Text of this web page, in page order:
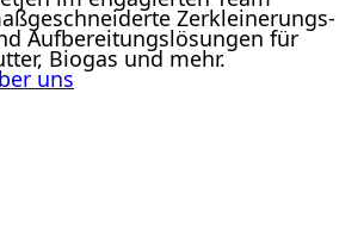
Zerkleinerungs-
Aufbereitungslösungen für
Biogas und mehr.
uns